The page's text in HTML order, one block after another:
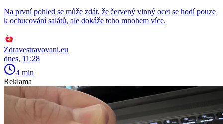
Na první pohled se může zdát, že červený vinný ocet se hodí pouze
k ochucování salátů, ale dokáže toho mnohem více.
Zdravestravovani.eu
dnes, 11:28
4 min
Reklama